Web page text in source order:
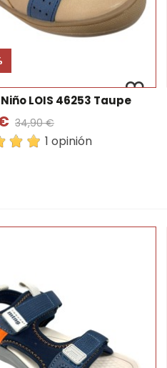
LOIS 46253 Taupe
34,90 €
1 opinión